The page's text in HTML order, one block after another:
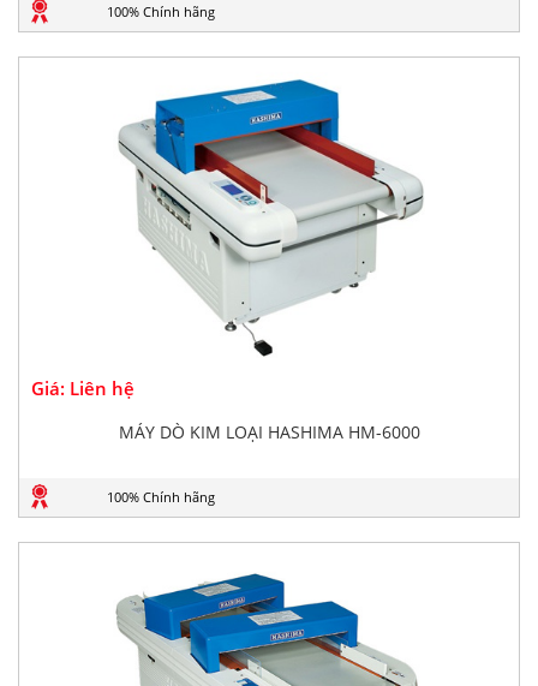
100% Chính hãng
Giá: Liên hệ
MÁY DÒ KIM LOẠI HASHIMA HM-6000
100% Chính hãng